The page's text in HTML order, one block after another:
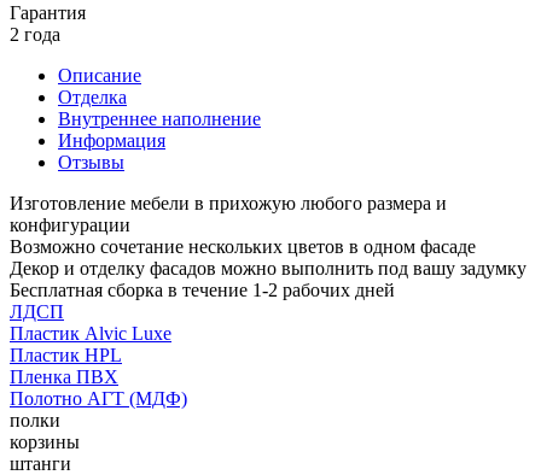
Гарантия
2 года
Описание
Отделка
Внутреннее наполнение
Информация
Отзывы
Изготовление мебели в прихожую любого размера и
конфигурации
Возможно сочетание нескольких цветов в одном фасаде
Декор и отделку фасадов можно выполнить под вашу задумку
Бесплатная сборка в течение 1-2 рабочих дней
ЛДСП
Пластик Alvic Luxe
Пластик HPL
Пленка ПВХ
Полотно АГТ (МДФ)
полки
корзины
штанги